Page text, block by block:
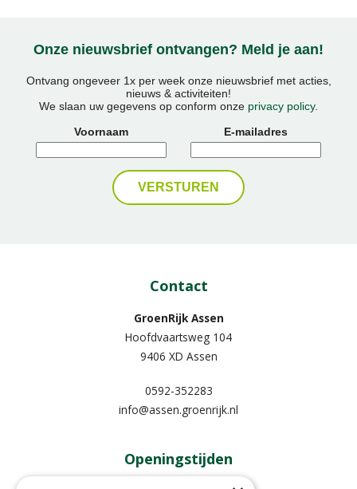
Onze nieuwsbrief ontvangen? Meld je aan!
Ontvang ongeveer 1x per week onze nieuwsbrief met acties,
nieuws & activiteiten!
We slaan uw gegevens op conform onze privacy policy.
Voornaam
E-mailadres
Contact
GroenRijk Assen
Hoofdvaartsweg 104
9406 XD Assen
0592-352283
info@assen.groenrijk.nl
Openingstijden